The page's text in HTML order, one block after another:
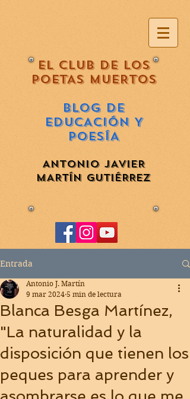
EL CLUB DE LOS
POETAS MUERTOS
BLOG DE
EDUCACIÓN Y
POESÍA
ANTONIO JAVIER
MARTÍN GUTIÉRREZ
Entrada
Blanca Besga Martínez,
"La naturalidad y la
disposición que tienen los
peques para aprender y
Antonio J. Martín
9 mar 2024 5 min de lectura